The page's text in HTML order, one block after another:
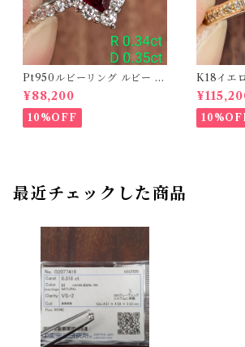
Pt950ルビーリング ルビー 0.
34ct ダイヤモンド 0.35ct【P
RO206885】
¥88,200
10%OFF
K18イエ
07ct D
1】
最近チェックした商品